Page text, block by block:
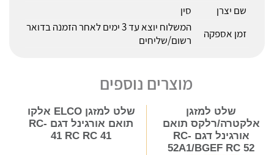
שם יצרן
סין
זמן אספקה
המשלוח יוצא עד 3 ימים לאחר הזמנה בדואר
רשום/שליחים
מוצרים נוספים
שלט למזגן
אלקטרה/רלקס תואם
אורגינל דגם RC-
52A1/BGEF RC 52
שלט למזגן ELCO אלקו
תואם אורגינל דגם RC-
41 RC RC 41